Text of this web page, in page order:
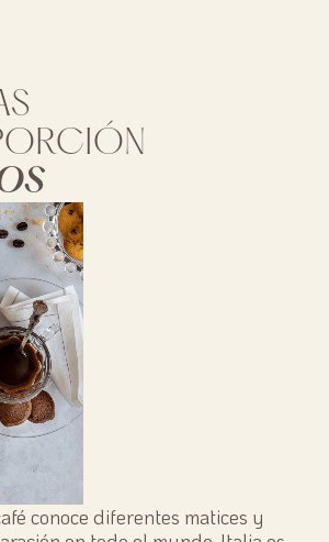
conoce diferentes matices y